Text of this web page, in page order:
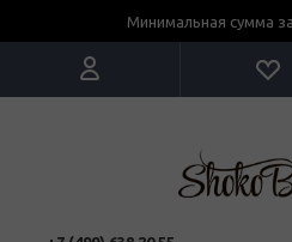
Минимальная сумма